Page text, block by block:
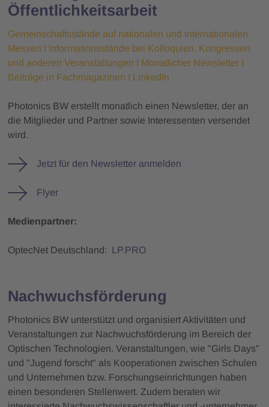
Öffentlichkeitsarbeit
Gemeinschaftsstände auf nationalen und internationalen
Messen I Informationsstände bei Kolloquien, Kongressen
und anderen Veranstaltungen I Monatlicher Newsletter I
Beiträge in Fachmagazinen I LinkedIn
Photonics BW erstellt monatlich einen Newsletter, der an
die Mitglieder und Partner sowie Interessenten versendet
wird.
Jetzt für den Newsletter anmelden
Flyer
Medienpartner:
OptecNet Deutschland: LP.PRO
Nachwuchsförderung
Photonics BW unterstützt und organisiert Aktivitäten und
Veranstaltungen zur Nachwuchsförderung im Bereich der
Optischen Technologien. Veranstaltungen, wie "Girls Days"
und "Jugend forscht" als Kooperationen zwischen Schulen
und Unternehmen bzw. Forschungseinrichtungen haben
einen besonderen Stellenwert. Zudem beraten wir